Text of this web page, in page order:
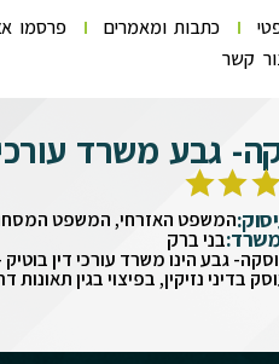
כתבות ומאמרים
פרסמו
קשר
גבע משרד
המשפט האזרחי, המשפט
בני ברק
גבע הינו משרד עורכי דין
בדיני נזיקין, בפיצוי בגין תאונות